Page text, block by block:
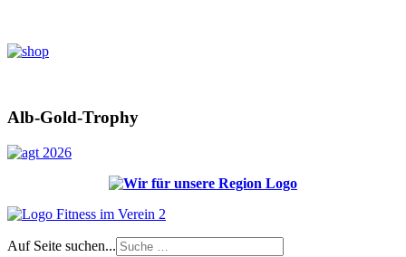
Alb-Gold-Trophy
Auf Seite suchen...